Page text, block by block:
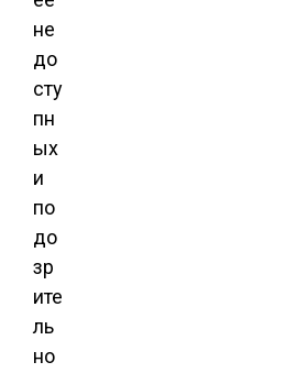
не
до
сту
пн
ых
и
по
до
зр
ите
ль
но